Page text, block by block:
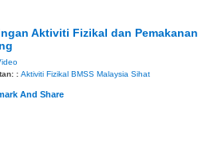
Aktiviti Fizikal dan Pemakanan
: Aktiviti Fizikal BMSS Malaysia Sihat